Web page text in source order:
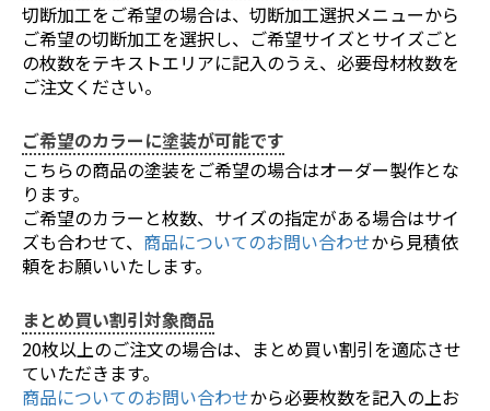
切断加工をご希望の場合は、切断加工選択メニューから
ご希望の切断加工を選択し、ご希望サイズとサイズごと
の枚数をテキストエリアに記入のうえ、必要母材枚数を
ご注文ください。
ご希望のカラーに塗装が可能です
こちらの商品の塗装をご希望の場合はオーダー製作とな
ります。
ご希望のカラーと枚数、サイズの指定がある場合はサイ
ズも合わせて、 商品についてのお問い合わせから見積依
頼をお願いいたします。
まとめ買い割引対象商品
20枚以上のご注文の場合は、まとめ買い割引を適応させ
ていただきます。
商品についてのお問い合わせから必要枚数を記入の上お